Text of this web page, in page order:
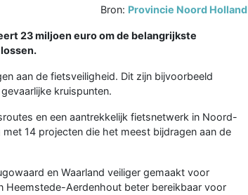
Bron: Provincie Noord Holland
23 miljoen euro om de belangrijkste
aan de fietsveiligheid. Dit zijn bijvoorbeeld
kruispunten.
en een aantrekkelijk fietsnetwerk in Noord-
14 projecten die het meest bijdragen aan de
en Waarland veiliger gemaakt voor
Aerdenhout beter bereikbaar voor